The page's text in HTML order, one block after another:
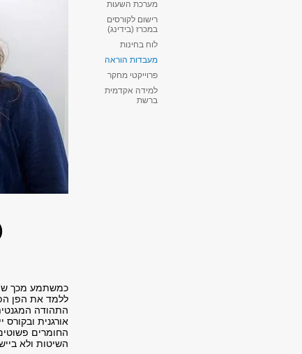
מערכת השעות
רישום לקורסים
במכרז (בידינג)
לוח בחינות
מעבדות הוראה
פרוייקטי מחקר
למידה אקדמית
ברשת
(NMR
התהודה
אורגנית
החומרים
השיטות ולא